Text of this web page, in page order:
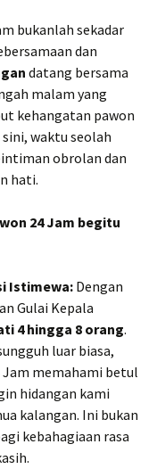
bukanlah sekadar
dan
datang bersama
malam yang
kehangatan pawon
waktu seolah
obrolan dan
hati.
24 Jam begitu
Istimewa:Dengan
Gulai Kepala
4 hingga 8 orang.
luar biasa,
Jam memahami betul
hidangan kami
kalangan. Ini bukan
kebahagiaan rasa